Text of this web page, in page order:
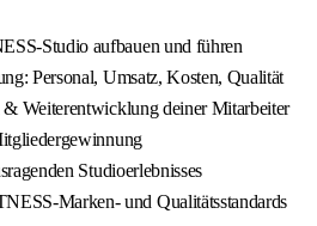
Studio aufbauen und führen
Personal, Umsatz, Kosten, Qualität
Weiterentwicklung deiner Mitarbeiter
Studioerlebnisses
Marken- und Qualitätsstandards